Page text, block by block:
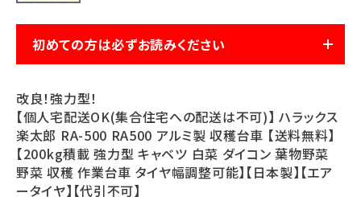
メールでのお問い合わせ
info@agriz.net
FAXでのご注文
0739-72-453224時間受付
初めての方は必ずお読みください
改良！強力型！
【個人宅配送OK(集合住宅への配送は不可)】 ハラックス
楽太郎 RA-500 RA500 アルミ製 収穫台車 【送料無料】
【200kg積載 強力型 キャベツ 白菜 ダイコン 葉物野菜
野菜 収穫 作業台車 タイヤ幅調整可能】【日本製】【エア
ータイヤ】【代引不可】